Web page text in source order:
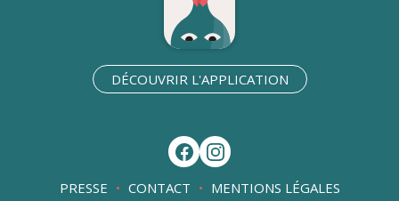
DÉCOUVRIR L'APPLICATION
PRESSE CONTACT MENTIONS LÉGALES